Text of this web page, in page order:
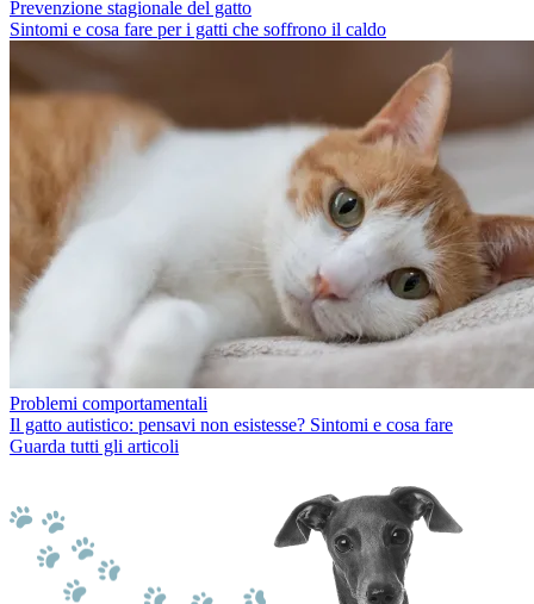
Prevenzione stagionale del gatto
Sintomi e cosa fare per i gatti che soffrono il caldo
Problemi comportamentali
Il gatto autistico: pensavi non esistesse? Sintomi e cosa fare
Guarda tutti gli articoli